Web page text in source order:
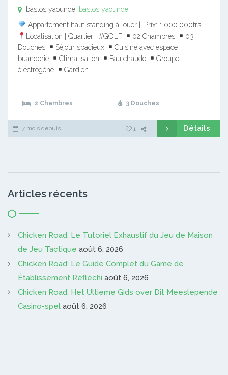
bastos yaounde, bastos yaounde
Appartement haut standing à louer || Prix: 1.000.000frs
Localisation | Quartier : #GOLF
02 Chambres
03
Douches
Séjour spacieux
Cuisine avec espace
buanderie
Climatisation Eau chaude
Groupe
électrogène
Gardien…
2 Chambres 3 Douches
7 mois depuis 1 Détails
Articles récents
Chicken Road: Le Tutoriel Exhaustif du Jeu de Maison
de Jeu Tactique août 6, 2026
Chicken Road: Le Guide Complet du Game de
Établissement Réfléchi août 6, 2026
Chicken Road: Het Ultieme Gids over Dit Meeslepende
Casino-spel août 6, 2026